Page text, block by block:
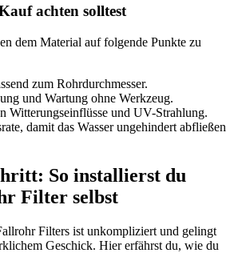
achten solltest
dem Material auf folgende Punkte zu
zum Rohrdurchmesser.
und Wartung ohne Werkzeug.
Witterungseinflüsse und UV-Strahlung.
damit das Wasser ungehindert abfließen
So installierst du
Filter selbst
Filters ist unkompliziert und gelingt
Geschick. Hier erfährst du, wie du